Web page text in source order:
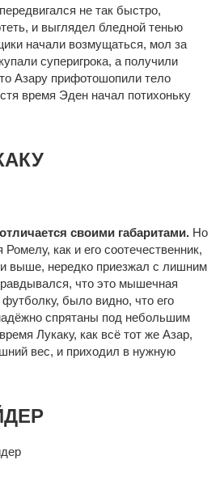
не так быстро,
и выглядел бледной тенью
начали возмущаться, мол за
суперигрока, а получили
Азару прифотошопили тело
время Эден начал потихоньку
своими габаритами. Но
как и его соотечественник,
выше, нередко приезжал с лишним
что это мышечная
было видно, что его
спрятаны под небольшим
Лукаку, как всё тот же Азар,
вес, и приходил в нужную